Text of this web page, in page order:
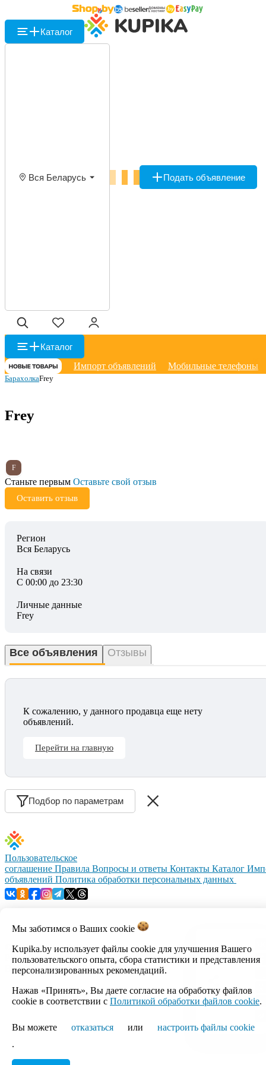
Каталог
Вся Беларусь Подать объявление
Каталог
Импорт объявлений
Мобильные телефоны
БарахолкаFrey
Frey
F
Станьте первым Оставьте свой отзыв
Оставить отзыв
Регион
Вся Беларусь
На связи
С 00:00 до 23:30
Личные данные
Frey
Все объявления Отзывы
К сожалению, у данного продавца еще нету
объявлений.
Перейти на главную
Подбор по параметрам
Мы заботимся о Ваших cookie
Kupika.by использует файлы cookie для улучшения Вашего
пользовательского опыта, сбора статистики и представления
персонализированных рекомендаций.
Нажав «Принять», Вы даете согласие на обработку файлов
cookie в соответствии с Политикой обработки файлов cookie.
Вы можете отказаться или
настроить файлы cookie
.
Пользовательское
соглашение Правила Вопросы и ответы Контакты Каталог
объявлений Политика обработки персональных данных
© 1999–2026, ООО «Открытый контакт». УНП 100008738.
Республика Беларусь, г.Минск, ул.Кальварийская, 17-518.
Время работы с 09:00 до 18:00.
Настройка cookie